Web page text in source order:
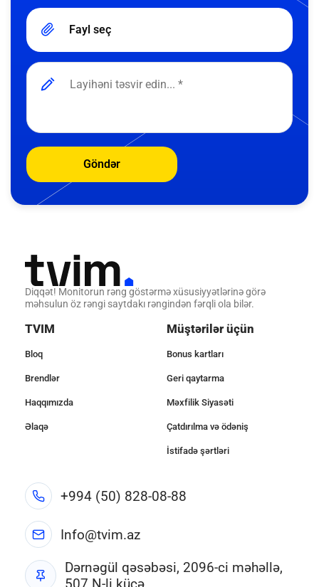
Fayl seç
Göndər
Diqqət! Monitorun rəng göstərmə xüsusiyyətlərinə görə
məhsulun öz rəngi saytdakı rəngindən fərqli ola bilər.
TVIM
Bloq
Brendlər
Haqqımızda
Əlaqə
Müştərilər üçün
Bonus kartları
Geri qaytarma
Məxfilik Siyasəti
Çatdırılma və ödəniş
İstifadə şərtləri
+994 (50) 828-08-88
Info@tvim.az
Dərnəgül qəsəbəsi, 2096-ci məhəllə,